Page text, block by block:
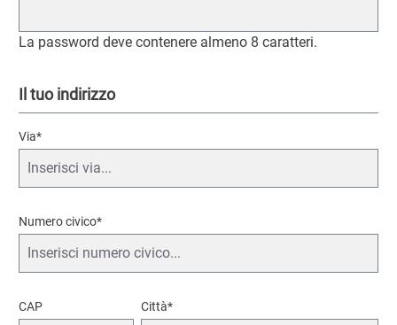
La password deve contenere almeno 8 caratteri.
Il tuo indirizzo
Via*
Numero civico*
CAP Città*